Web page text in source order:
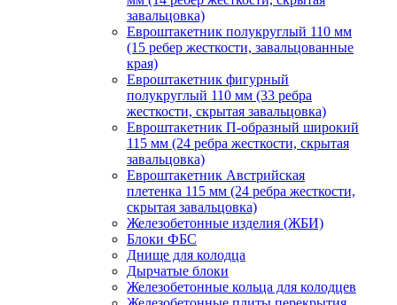
завальцовка)
Евроштакетник полукруглый 110 мм
(15 ребер жесткости, завальцованные
края)
Евроштакетник фигурный
полукруглый 110 мм (33 ребра
жесткости, скрытая завальцовка)
Евроштакетник П-образный широкий
115 мм (24 ребра жесткости, скрытая
завальцовка)
Евроштакетник Австрийская
плетенка 115 мм (24 ребра жесткости,
скрытая завальцовка)
Железобетонные изделия (ЖБИ)
Блоки ФБС
Днище для колодца
Дырчатые блоки
Железобетонные кольца для колодцев